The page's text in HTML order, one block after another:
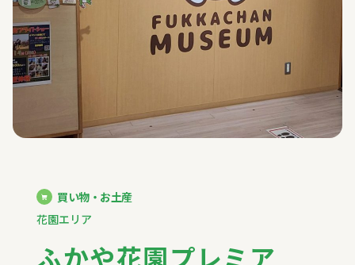
買い物・お土産
花園エリア
ふかや花園プレミア